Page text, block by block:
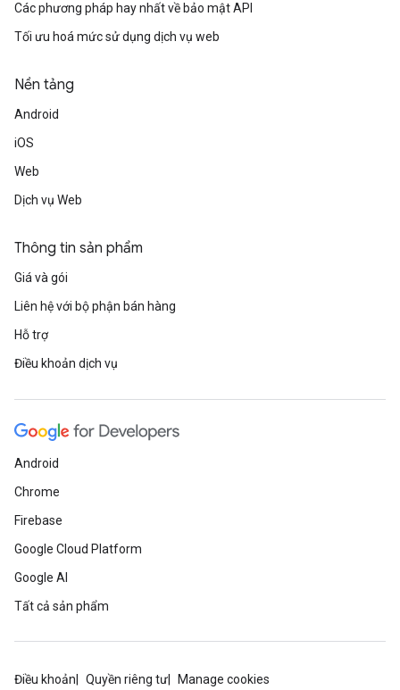
Các phương pháp hay nhất về bảo mật API
Tối ưu hoá mức sử dụng dịch vụ web
Nền tảng
Android
iOS
Web
Dịch vụ Web
Thông tin sản phẩm
Giá và gói
Liên hệ với bộ phận bán hàng
Hỗ trợ
Điều khoản dịch vụ
Android
Chrome
Firebase
Google Cloud Platform
Google AI
Tất cả sản phẩm
Điều khoản Quyền riêng tư Manage cookies